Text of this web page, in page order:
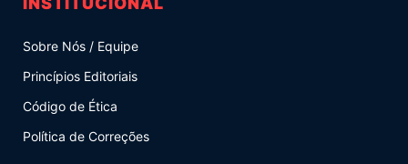
Sobre Nós / Equipe
Princípios Editoriais
Código de Ética
Política de Correções